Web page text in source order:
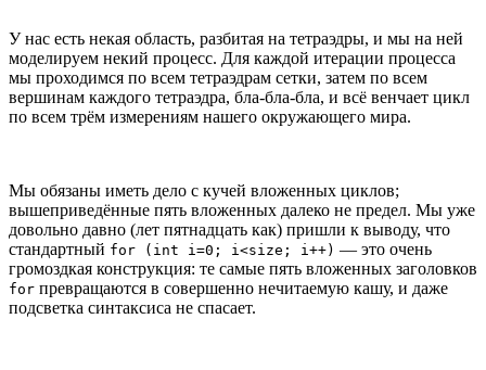
У нас есть некая область, разбитая на тетраэдры, и мы на ней
моделируем некий процесс. Для каждой итерации процесса
мы проходимся по всем тетраэдрам сетки, затем по всем
вершинам каждого тетраэдра, бла-бла-бла, и всё венчает цикл
по всем трём измерениям нашего окружающего мира.
Мы обязаны иметь дело с кучей вложенных циклов;
вышеприведённые пять вложенных далеко не предел. Мы уже
довольно давно (лет пятнадцать как) пришли к выводу, что
стандартный for (int i=0; i<size; i++) — это очень
громоздкая конструкция: те самые пять вложенных заголовков
for превращаются в совершенно нечитаемую кашу, и даже
подсветка синтаксиса не спасает.